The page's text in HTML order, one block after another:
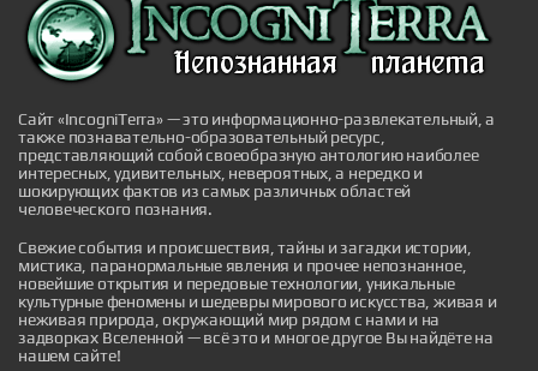
pravda.ru 2 hours ago
Реставрация Гарнизонного Дома офицеров
в Энгельсе: здание вернут к историческому
В Энгельсе восстанавливают Гарнизонный Дом
офицеров. Ход реставрации здания, имеющего
статус объекта культурного наследия, проверил
председатель Государственной Думы Вячеслав
Володин. Долгое время объект находился в
аварийном состоянии и постепенно разрушался.
Жители города и ветераны неоднократно просили
Сайт «IncogniTerra» — это информационно-развлекательный, а
также познавательно-образовательный ресурс,
представляющий собой своеобразную антологию наиболее
интересных, удивительных, невероятных, а нередко и
шокирующих фактов из самых различных областей
человеческого познания.
Свежие события и происшествия, тайны и загадки истории,
мистика, паранормальные явления и прочее непознанное,
новейшие открытия и передовые технологии, уникальные
культурные феномены и шедевры мирового искусства, живая и
неживая природа, окружающий мир рядом с нами и на
задворках Вселенной — всё это и многое другое Вы найдёте на
нашем сайте!